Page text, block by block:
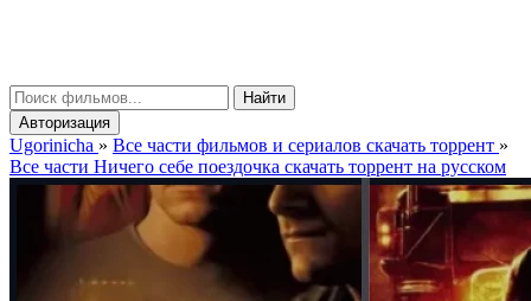
Найти
Авторизация
Ugorinicha » Все части фильмов и сериалов скачать торрент »
Все части Ничего себе поездочка скачать торрент на русском